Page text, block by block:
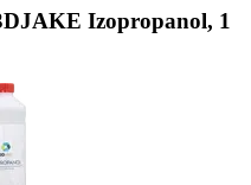
Izopropanol, 1